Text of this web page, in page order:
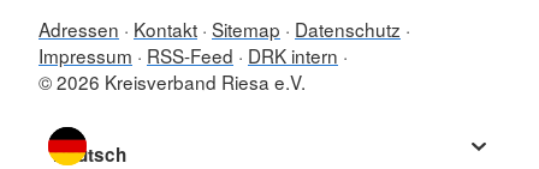
Adressen Kontakt Sitemap
Datenschutz
Impressum
RSS-Feed
DRK intern
© 2026 Kreisverband Riesa e.V.
Sprache wechseln zu